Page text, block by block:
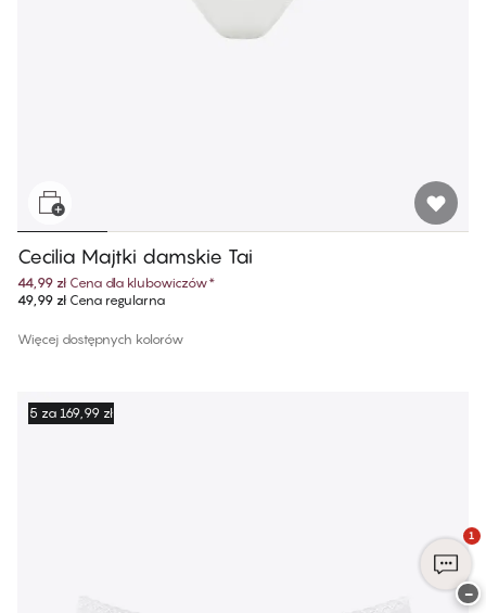
Cecilia Majtki damskie Tai
44,99 zł Cena dla klubowiczów*
49,99 złCena regularna
Więcej dostępnych kolorów
5 za 169,99 zł
1
−